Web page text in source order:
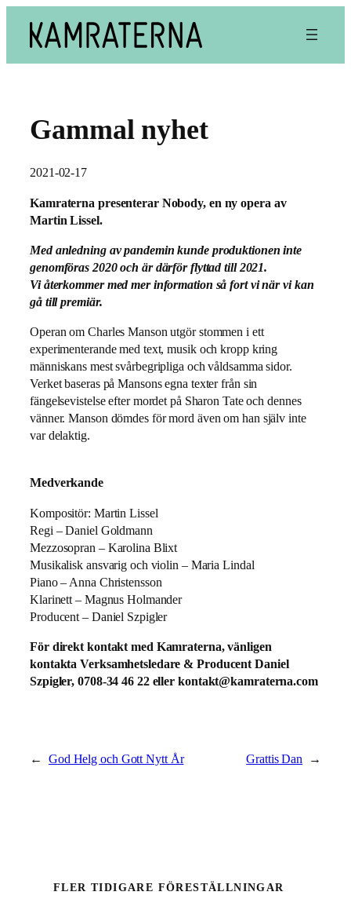
innehåll
Gammal nyhet
2021-02-17
Kamraterna presenterar Nobody, en ny opera av
Martin Lissel.
Med anledning av pandemin kunde produktionen inte
genomföras 2020 och är därför flyttad till 2021.
Vi återkommer med mer information så fort vi när vi kan
gå till premiär.
Operan om Charles Manson utgör stommen i ett
experimenterande med text, musik och kropp kring
människans mest svårbegripliga och våldsamma sidor.
Verket baseras på Mansons egna texter från sin
fängelsevistelse efter mordet på Sharon Tate och dennes
vänner. Manson dömdes för mord även om han själv inte
var delaktig.
Medverkande
Kompositör: Martin Lissel
Regi – Daniel Goldmann
Mezzosopran – Karolina Blixt
Musikalisk ansvarig och violin – Maria Lindal
Piano – Anna Christensson
Klarinett – Magnus Holmander
Producent – Daniel Szpigler
För direkt kontakt med Kamraterna, vänligen
kontakta Verksamhetsledare & Producent Daniel
Szpigler, 0708-34 46 22 eller kontakt@kamraterna.com
← God Helg och Gott Nytt År Grattis Dan →
FLER TIDIGARE FÖRESTÄLLNINGAR